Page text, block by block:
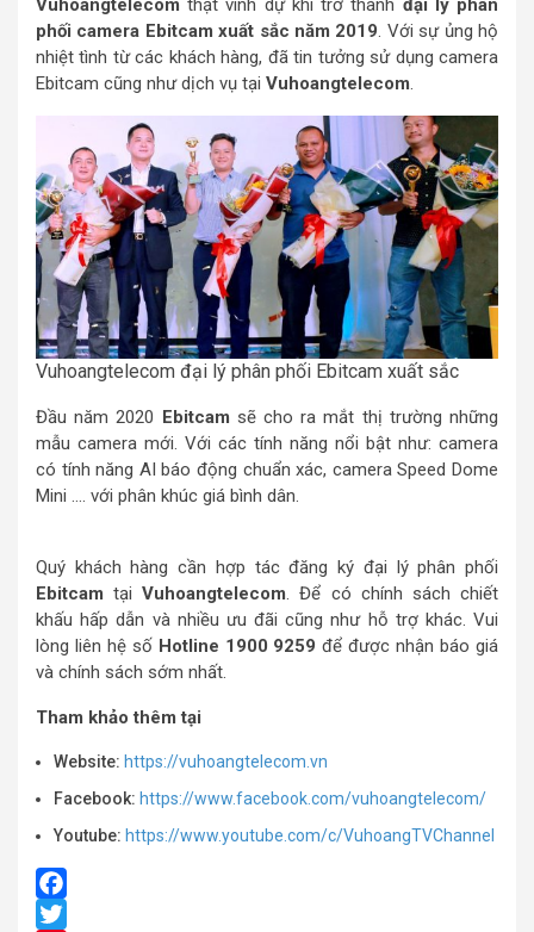
Vuhoangtelecomthật vinh dự khi trở thành đại lý phân
phối camera Ebitcam xuất sắc năm 2019. Với sự ủng hộ
nhiệt tình từ các khách hàng, đã tin tưởng sử dụng camera
Ebitcam cũng như dịch vụ tại Vuhoangtelecom.
Vuhoangtelecom đại lý phân phối Ebitcam xuất sắc
Đầu năm 2020 Ebitcam sẽ cho ra mắt thị trường những
mẫu camera mới. Với các tính năng nổi bật như: camera
có tính năng AI báo động chuẩn xác, camera Speed Dome
Mini …. với phân khúc giá bình dân.
Quý khách hàng cần hợp tác đăng ký đại lý phân phối
EbitcamtạiVuhoangtelecom. Để có chính sách chiết
khấu hấp dẫn và nhiều ưu đãi cũng như hỗ trợ khác. Vui
lòng liên hệ số Hotline 1900 9259để được nhận báo giá
và chính sách sớm nhất.
Tham khảo thêm tại
Website: https://vuhoangtelecom.vn
Facebook: https://www.facebook.com/vuhoangtelecom/
Youtube: https://www.youtube.com/c/VuhoangTVChannel
Facebook